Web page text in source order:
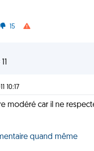
15
11
10:17
modéré car il ne
quand même